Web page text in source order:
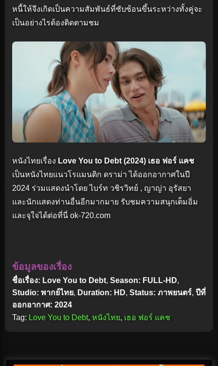
หนี้ให้จึงเกิดเป็นความสัมพันธ์ที่ซับซ้อนขึ้นระหว่างทั้งคู่จะ
เป็นอย่างไรต้องติดตามชม
หนังไทยเรื่อง Love You to Debt (2024) เธอ ฟอร์ แคช
เป็นหนังไทยแนวโรแมนติก ดราม่า ได้ออกอากาศในปี
2024 ร่วมแสดงนำโดย ไบร์ท วชิรวิทย์ , ญาญ่า อุรัสยา
และนักแสดงท่านอื่นอีกมากมาย รับชมความสนุกเต็มอิ่ม
และจุใจได้ต่อที่นี่ ok-720.com
ข้อมูลของเรื่อง
ชื่อเรื่อง: Love You to Debt, Season: FULL-HD,
Studio: พากย์ไทย, Duration: HD, Status: ภาพยนตร์, ปีที่
ออกอากาศ: 2024
Tag: Love You to Debt, หนังไทย, เธอ ฟอร์ แคช